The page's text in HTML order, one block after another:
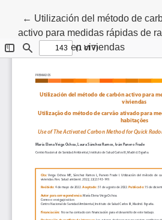
← Volver a los detalles del
Utilización del método de
activo para medidas rápidas de
en viviendas